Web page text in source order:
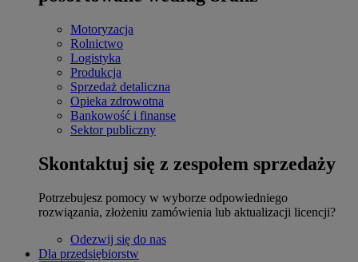
Motoryzacja
Rolnictwo
Logistyka
Produkcja
Sprzedaż detaliczna
Opieka zdrowotna
Bankowość i finanse
Sektor publiczny
Skontaktuj się z zespołem sprzedaży
Potrzebujesz pomocy w wyborze odpowiedniego
rozwiązania, złożeniu zamówienia lub aktualizacji licencji?
Odezwij się do nas
Dla przedsiębiorstw